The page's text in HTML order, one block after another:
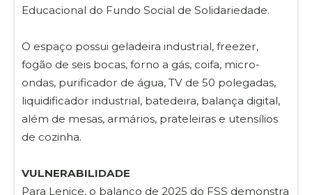
Educacional do Fundo Social de Solidariedade.
O espaço possui geladeira industrial, freezer,
fogão de seis bocas, forno a gás, coifa, micro-
ondas, purificador de água, TV de 50 polegadas,
liquidificador industrial, batedeira, balança digital,
além de mesas, armários, prateleiras e utensílios
de cozinha.
VULNERABILIDADE
Para Lenice, o balanço de 2025 do FSS demonstra